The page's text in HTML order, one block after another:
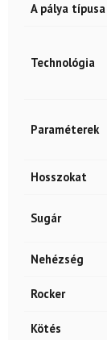
A pálya típusa
Technológia
Paraméterek
Hosszokat
Sugár
Nehézség
Rocker
Kötés